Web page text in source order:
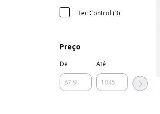
Tec Control (3)
Preço
De Até